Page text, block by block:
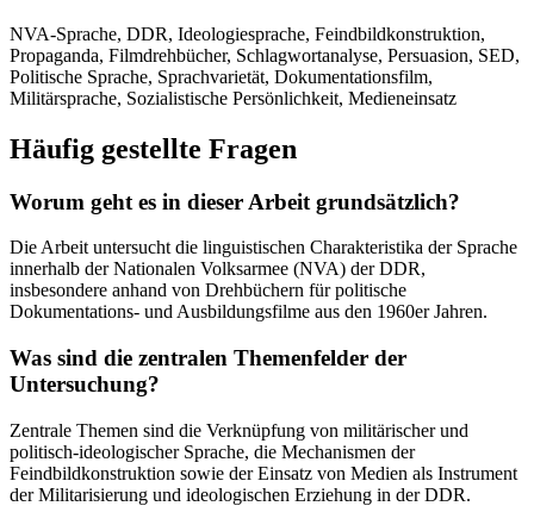
NVA-Sprache, DDR, Ideologiesprache, Feindbildkonstruktion,
Propaganda, Filmdrehbücher, Schlagwortanalyse, Persuasion, SED,
Politische Sprache, Sprachvarietät, Dokumentationsfilm,
Militärsprache, Sozialistische Persönlichkeit, Medieneinsatz
Häufig gestellte Fragen
Worum geht es in dieser Arbeit grundsätzlich?
Die Arbeit untersucht die linguistischen Charakteristika der Sprache
innerhalb der Nationalen Volksarmee (NVA) der DDR,
insbesondere anhand von Drehbüchern für politische
Dokumentations- und Ausbildungsfilme aus den 1960er Jahren.
Was sind die zentralen Themenfelder der
Untersuchung?
Zentrale Themen sind die Verknüpfung von militärischer und
politisch-ideologischer Sprache, die Mechanismen der
Feindbildkonstruktion sowie der Einsatz von Medien als Instrument
der Militarisierung und ideologischen Erziehung in der DDR.